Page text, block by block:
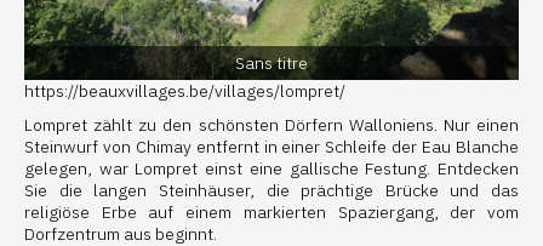
Sans titre
https://beauxvillages.be/villages/lompret/
Lompret zählt zu den schönsten Dörfern Walloniens. Nur einen
Steinwurf von Chimay entfernt in einer Schleife der Eau Blanche
gelegen, war Lompret einst eine gallische Festung. Entdecken
Sie die langen Steinhäuser, die prächtige Brücke und das
religiöse Erbe auf einem markierten Spaziergang, der vom
Dorfzentrum aus beginnt.